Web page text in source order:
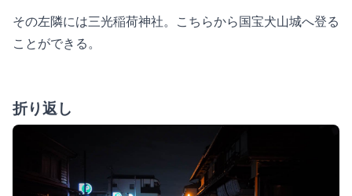
その左隣には三光稲荷神社。こちらから国宝犬山城へ登る
ことができる。
折り返し